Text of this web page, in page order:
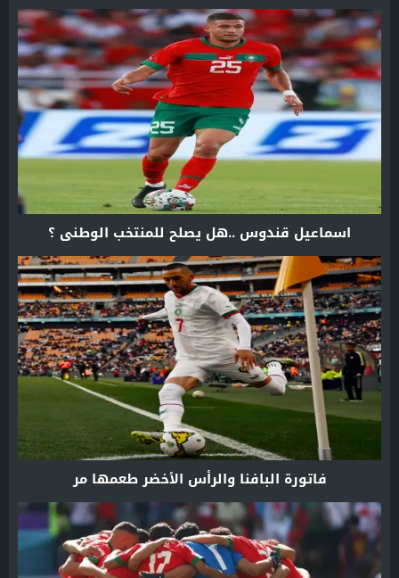
اسماعيل قندوس ..هل يصلح للمنتخب الوطني ؟
فاتورة البافنا والرأس الأخضر طعمها مر